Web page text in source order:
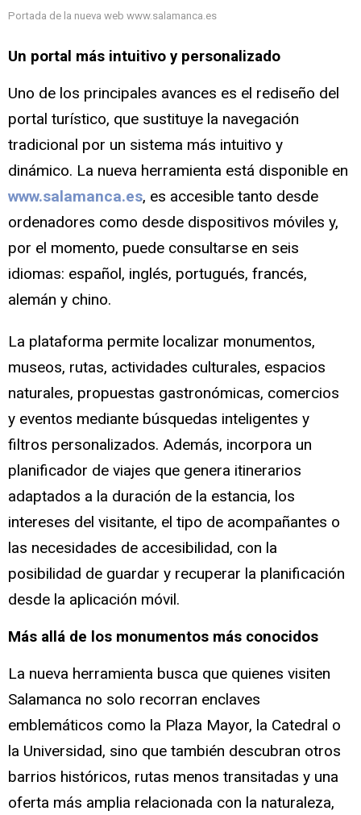
Portada de la nueva web www.salamanca.es
Un portal más intuitivo y personalizado
Uno de los principales avances es el rediseño del
portal turístico, que sustituye la navegación
tradicional por un sistema más intuitivo y
dinámico. La nueva herramienta está disponible en
www.salamanca.es, es accesible tanto desde
ordenadores como desde dispositivos móviles y,
por el momento, puede consultarse en seis
idiomas: español, inglés, portugués, francés,
alemán y chino.
La plataforma permite localizar monumentos,
museos, rutas, actividades culturales, espacios
naturales, propuestas gastronómicas, comercios
y eventos mediante búsquedas inteligentes y
filtros personalizados. Además, incorpora un
planificador de viajes que genera itinerarios
adaptados a la duración de la estancia, los
intereses del visitante, el tipo de acompañantes o
las necesidades de accesibilidad, con la
posibilidad de guardar y recuperar la planificación
desde la aplicación móvil.
Más allá de los monumentos más conocidos
La nueva herramienta busca que quienes visiten
Salamanca no solo recorran enclaves
emblemáticos como la Plaza Mayor, la Catedral o
la Universidad, sino que también descubran otros
barrios históricos, rutas menos transitadas y una
oferta más amplia relacionada con la naturaleza,